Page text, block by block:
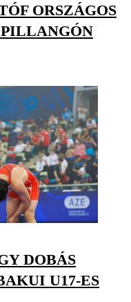
ORSZÁGOS
PILLANGÓN
DOBÁS
U17-ES